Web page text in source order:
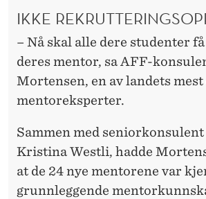
IKKE
– Nå skal alle dere studenter
deres mentor, sa AFF-
Mortensen, en av landets
mentoreksperter.
Sammen med
Kristina Westli, hadde
at de 24 nye mentorene var
grunnleggende